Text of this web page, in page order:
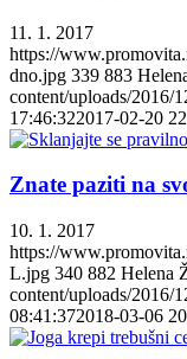
11. 1. 2017
https://
dno.jpg 339 883
content/uploads/2016/
17:46:322017-02-20
Znate paziti na
10. 1. 2017
https://
L.jpg 340 882 Helena
content/uploads/2016/
08:41:372018-03-06